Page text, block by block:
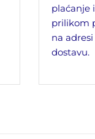
plaćanje
prilikom
na
dostavu.